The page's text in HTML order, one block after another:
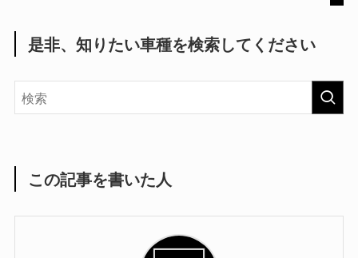
是非、知りたい車種を検索してください
この記事を書いた人